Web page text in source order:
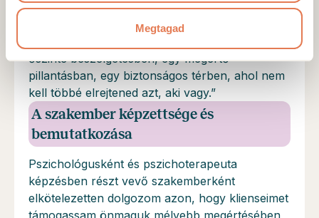
Megtagad
Mottó
őszinte beszélgetésben, egy megértő
pillantásban, egy biztonságos térben, ahol nem
kell többé elrejtened azt, aki vagy.”
A szakember képzettsége és
bemutatkozása
Pszichológusként és pszichoterapeuta
képzésben részt vevő szakemberként
elkötelezetten dolgozom azon, hogy klienseimet